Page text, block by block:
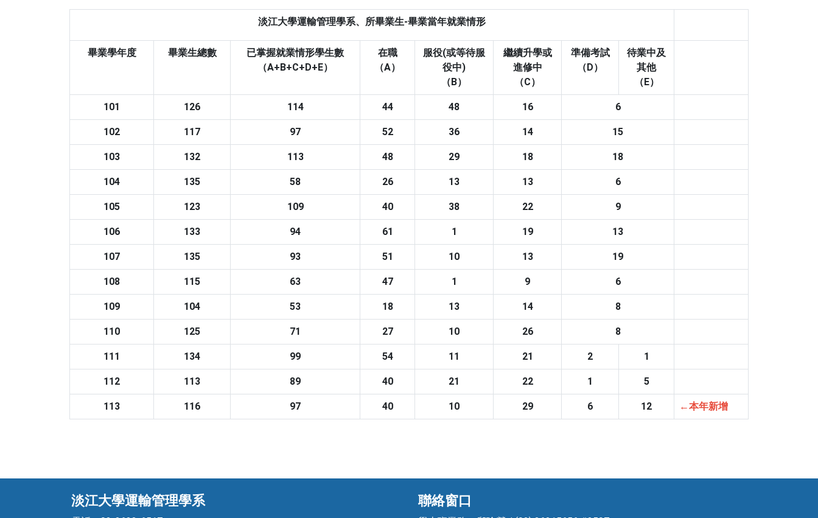
淡江大學運輸管理學系、所畢業生-畢業當年就業情形
畢業學年度 畢業生總數
已掌握就業情形學生數
（A+B+C+D+E）
在職
（A）
服役(或等待服
役中)
（B）
繼續升學或
進修中
（C）
準備考試
（D）
待業中及
其他
（E）
101 126 114 44 48 16 6
102 117 97 52 36 14 15
103 132 113 48 29 18 18
104 135 58 26 13 13 6
105 123 109 40 38 22 9
106 133 94 61 1 19 13
107 135 93 51 10 13 19
108 115 63 47 1 9 6
109 104 53 18 13 14 8
110 125 71 27 10 26 8
111 134 99 54 11 21 2 1
112 113 89 40 21 22 1 5
113 116 97 40 10 29 6 12 ←本年新增
淡江大學運輸管理學系 聯絡窗口